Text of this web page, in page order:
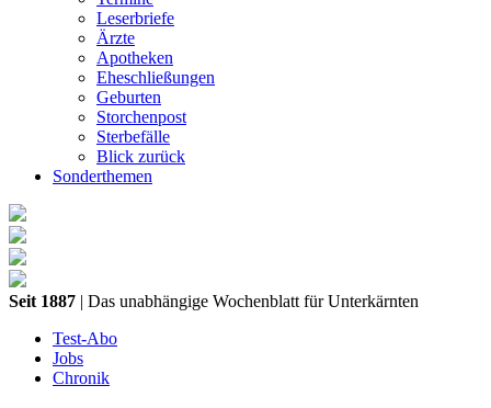
Leserbriefe
Ärzte
Apotheken
Eheschließungen
Geburten
Storchenpost
Sterbefälle
Blick zurück
Sonderthemen
Seit 1887 | Das unabhängige Wochenblatt für Unterkärnten
Test-Abo
Jobs
Chronik